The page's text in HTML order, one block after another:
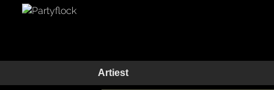
Artiest